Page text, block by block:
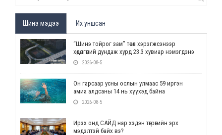
Шинэ мэдээ Их уншсан
“Шинэ тойрог зам” төсөл хэрэгжсэнээр
хөдөлгөөний дундаж хурд 23.3 хувиар нэмэгдэнэ
2026-08-5
Он гарсаар усны ослын улмаас 59 иргэн
амиа алдсаны 14 нь хүүхэд байна
2026-08-5
Ирэх онд САЙД нар хэдэн төгрөгийн эрх
мэдэлтэй байх вэ?